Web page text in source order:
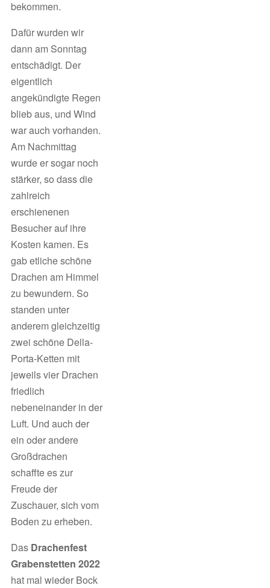
bekommen.
Dafür wurden wir
dann am Sonntag
entschädigt. Der
eigentlich
angekündigte Regen
blieb aus, und Wind
war auch vorhanden.
Am Nachmittag
wurde er sogar noch
stärker, so dass die
zahlreich
erschienenen
Besucher auf ihre
Kosten kamen. Es
gab etliche schöne
Drachen am Himmel
zu bewundern. So
standen unter
anderem gleichzeitig
zwei schöne Della-
Porta-Ketten mit
jeweils vier Drachen
friedlich
nebeneinander in der
Luft. Und auch der
ein oder andere
Großdrachen
schaffte es zur
Freude der
Zuschauer, sich vom
Boden zu erheben.
Das Drachenfest
Grabenstetten 2022
hat mal wieder Bock